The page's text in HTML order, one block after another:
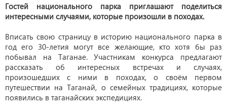
Гостей национального парка приглашают поделиться
интересными случаями, которые произошли в походах.
Вписать свою страницу в историю национального парка в
год его 30-летия могут все желающие, кто хотя бы раз
побывал на Таганае. Участникам конкурса предлагают
рассказать об интересных встречах и случаях,
произошедших с ними в походах, о своём первом
путешествии на Таганай, о семейных традициях, которые
появились в таганайских экспедициях.